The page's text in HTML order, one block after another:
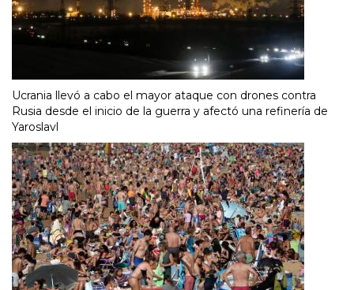
Ucrania llevó a cabo el mayor ataque con drones contra
Rusia desde el inicio de la guerra y afectó una refinería de
Yaroslavl